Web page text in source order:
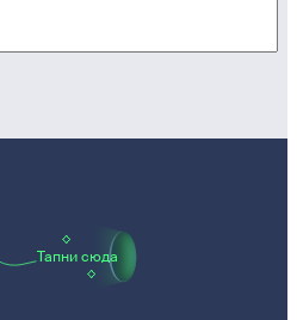
Тапни сюда